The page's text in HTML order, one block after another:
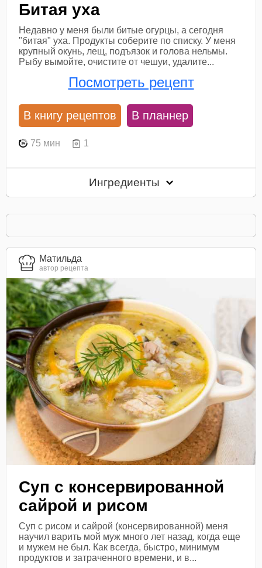
Битая уха
Недавно у меня были битые огурцы, а сегодня
"битая" уха. Продукты соберите по списку. У меня
крупный окунь, лещ, подъязок и голова нельмы.
Рыбу вымойте, очистите от чешуи, удалите...
Посмотреть рецепт
В книгу рецептов В планнер
75 мин 1
Ингредиенты
Матильда
автор рецепта
Суп с консервированной
сайрой и рисом
Суп с рисом и сайрой (консервированной) меня
научил варить мой муж много лет назад, когда еще
и мужем не был. Как всегда, быстро, минимум
продуктов и затраченного времени, и в...